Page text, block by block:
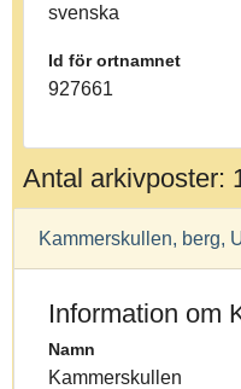
svenska
Id för ortnamnet
927661
Antal arkivposter:
Kammerskullen, berg,
Information om
Namn
Kammerskullen